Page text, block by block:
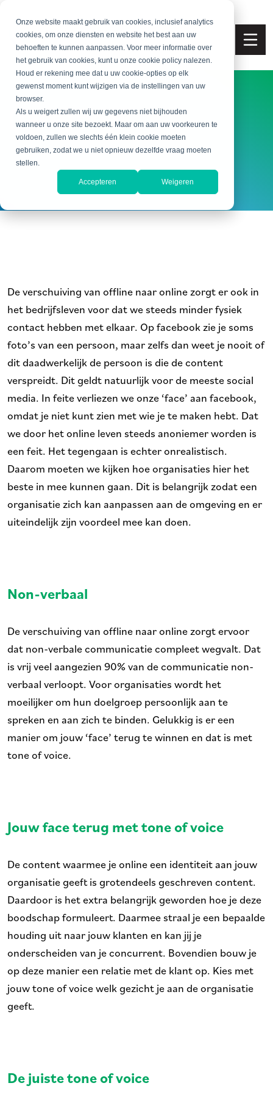
Onze website maakt gebruik van cookies, inclusief analytics
cookies, om onze diensten en website het best aan uw
behoeften te kunnen aanpassen. Voor meer informatie over
het gebruik van cookies, kunt u onze cookie policy nalezen.
Houd er rekening mee dat u uw cookie-opties op elk
gewenst moment kunt wijzigen via de instellingen van uw
browser.
Als u weigert zullen wij uw gegevens niet bijhouden
wanneer u onze site bezoekt. Maar om aan uw voorkeuren te
voldoen, zullen we slechts één klein cookie moeten
gebruiken, zodat we u niet opnieuw dezelfde vraag moeten
stellen.
Accepteren Weigeren
(face)Book
De verschuiving van offline naar online zorgt er ook in
het bedrijfsleven voor dat we steeds minder fysiek
contact hebben met elkaar. Op facebook zie je soms
foto’s van een persoon, maar zelfs dan weet je nooit of
dit daadwerkelijk de persoon is die de content
verspreidt. Dit geldt natuurlijk voor de meeste social
media. In feite verliezen we onze ‘face’ aan facebook,
omdat je niet kunt zien met wie je te maken hebt. Dat
we door het online leven steeds anoniemer worden is
een feit. Het tegengaan is echter onrealistisch.
Daarom moeten we kijken hoe organisaties hier het
beste in mee kunnen gaan. Dit is belangrijk zodat een
organisatie zich kan aanpassen aan de omgeving en er
uiteindelijk zijn voordeel mee kan doen.
Non-verbaal
De verschuiving van offline naar online zorgt ervoor
dat non-verbale communicatie compleet wegvalt. Dat
is vrij veel aangezien 90% van de communicatie non-
verbaal verloopt. Voor organisaties wordt het
moeilijker om hun doelgroep persoonlijk aan te
spreken en aan zich te binden. Gelukkig is er een
manier om jouw ‘face’ terug te winnen en dat is met
tone of voice.
Jouw face terug met tone of voice
De content waarmee je online een identiteit aan jouw
organisatie geeft is grotendeels geschreven content.
Daardoor is het extra belangrijk geworden hoe je deze
boodschap formuleert. Daarmee straal je een bepaalde
houding uit naar jouw klanten en kan jij je
onderscheiden van je concurrent. Bovendien bouw je
op deze manier een relatie met de klant op. Kies met
jouw tone of voice welk gezicht je aan de organisatie
geeft.
De juiste tone of voice